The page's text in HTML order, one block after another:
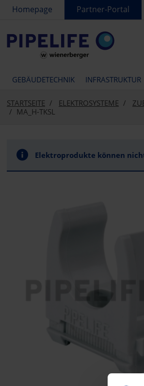
text.skipToContent
text.skipToNavigation
Homepage Partner-Portal
GEBÄUDETECHNIK INFRASTRUKTUR
STARTSEITE ELEKTROSYSTEME
MA_H-TKSL
Elektroprodukte können